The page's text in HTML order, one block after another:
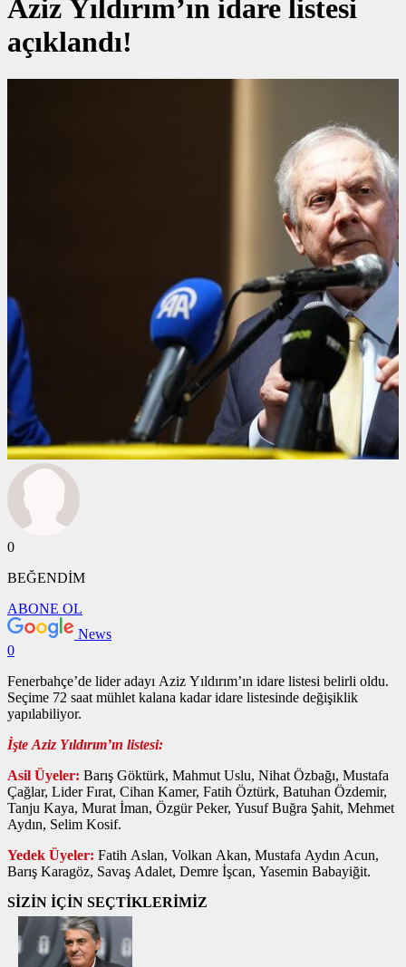
Aziz Yıldırım’ın idare listesi
açıklandı!
0
BEĞENDİM
ABONE OL
News
0
Fenerbahçe’de lider adayı Aziz Yıldırım’ın idare listesi belirli oldu.
Seçime 72 saat mühlet kalana kadar idare listesinde değişiklik
yapılabiliyor.
İşte Aziz Yıldırım’ın listesi:
Asil Üyeler: Barış Göktürk, Mahmut Uslu, Nihat Özbağı, Mustafa
Çağlar, Lider Fırat, Cihan Kamer, Fatih Öztürk, Batuhan Özdemir,
Tanju Kaya, Murat İman, Özgür Peker, Yusuf Buğra Şahit, Mehmet
Aydın, Selim Kosif.
Yedek Üyeler: Fatih Aslan, Volkan Akan, Mustafa Aydın Acun,
Barış Karagöz, Savaş Adalet, Demre İşcan, Yasemin Babayiğit.
SİZİN İÇİN SEÇTİKLERİMİZ